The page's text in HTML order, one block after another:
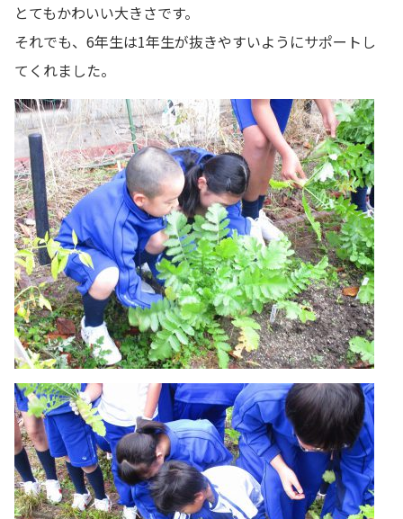
とてもかわいい大きさです。
それでも、6年生は1年生が抜きやすいようにサポートし
てくれました。